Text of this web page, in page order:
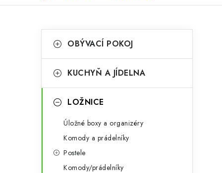
o
t
kategorie
a
e
OBÝVACÍ POKOJ
KUCHYŇ A JÍDELNA
LOŽNICE
Úložné boxy a organizéry
Komody a prádelníky
Postele
Komody/prádelníky